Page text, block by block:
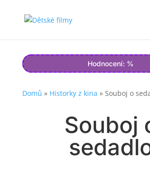
Hodnocení: %
Domů » Historky z kina » Souboj o
Souboj